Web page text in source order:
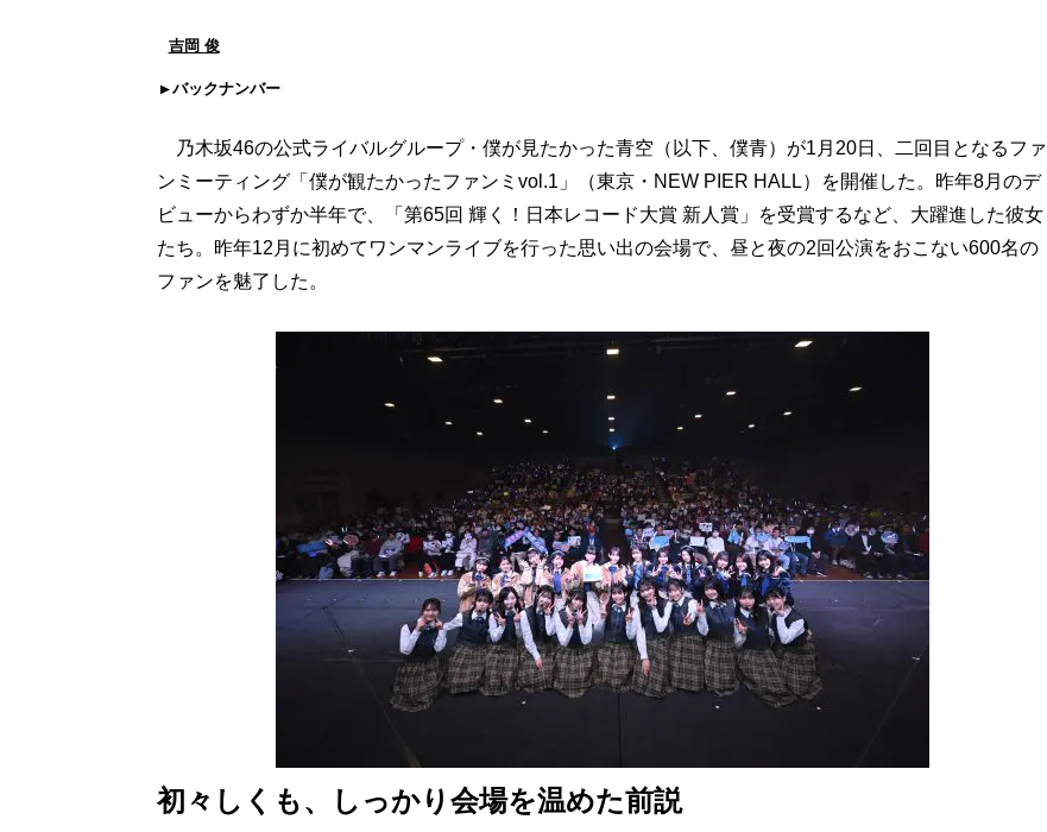
吉岡 俊
バックナンバー
乃木坂46の公式ライバルグループ・僕が見たかった青空（以下、僕青）が1月20日、二回目となるファ
ンミーティング「僕が観たかったファンミvol.1」（東京・NEW PIER HALL）を開催した。昨年8月のデ
ビューからわずか半年で、「第65回 輝く！日本レコード大賞 新人賞」を受賞するなど、大躍進した彼女
たち。昨年12月に初めてワンマンライブを行った思い出の会場で、昼と夜の2回公演をおこない600名の
ファンを魅了した。
初々しくも、しっかり会場を温めた前説